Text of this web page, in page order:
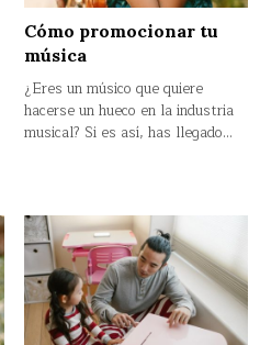
Cómo promocionar tu
música
¿Eres un músico que quiere
hacerse un hueco en la industria
musical? Si es así, has llegado…